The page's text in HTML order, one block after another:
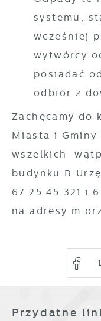
systemu,
wcześniej
wytwórcy
posiadać
odbiór z
Zachęcamy do
Miasta i
wszelkich
budynku B
67 25 45 321 i
na adresy
Przydatne